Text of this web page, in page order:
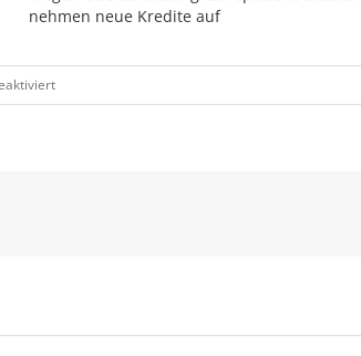
nehmen neue Kredite auf
für
Wegen